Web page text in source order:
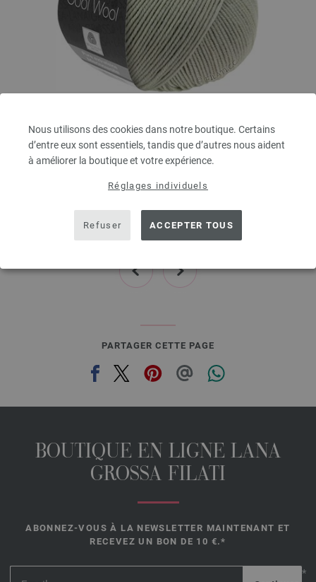
Nous utilisons des cookies dans notre boutique. Certains
d’entre eux sont essentiels, tandis que d’autres nous aident
à améliorer la boutique et votre expérience.
Réglages individuels
Refuser ACCEPTER TOUS
Lana Grossa
COOL WOOL
100 % Laine vierge mérinos
Épaisseur de l'aiguille: 3 - 3,5
hors TVA, frais de port en sus, Prix de base: 109,20 €
PARTAGER CETTE PAGE
BOUTIQUE EN LIGNE LANA
GROSSA FILATI
ABONNEZ-VOUS À LA NEWSLETTER MAINTENANT ET
RECEVEZ UN BON DE 10 €.*
*